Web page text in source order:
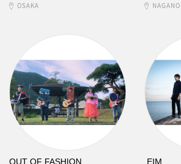
OSAKA NAGANO
OUT OF FASHION .EIM